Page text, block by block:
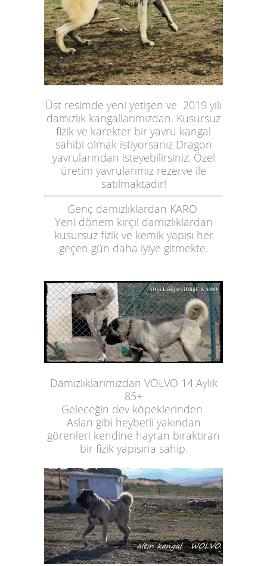
Üst resimde yeni yetişen ve 2019 yılı
damızlık kangallarımızdan. Kusursuz
fizik ve karekter bir yavru kangal
sahibi olmak istiyorsanız Dragon
yavrularından isteyebilirsiniz. Özel
üretim yavrularımız rezerve ile
satılmaktadır!
Genç damızlıklardan KARO
Yeni dönem kırçıl damızlıklardan
kusursuz fizik ve kemik yapısı her
geçen gün daha iyiye gitmekte.
Damızlıklarımızdan VOLVO 14 Aylık
85+
Geleceğin dev köpeklerinden
Aslan gibi heybetli yakından
görenleri kendine hayran bıraktıran
bir fizik yapısına sahip.